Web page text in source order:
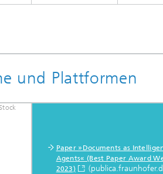
und Plattformen
Paper »Documents as
Agents« (Best Paper Award
2023)